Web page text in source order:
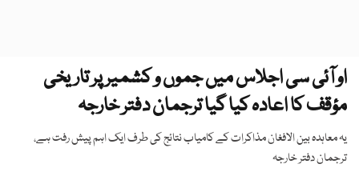
او آئی سی اجلاس میں جموں و کشمیر پر تاریخی
مؤقف کا اعادہ کیا گیا ترجمان دفتر خارجہ
یہ معاہدہ بین الافغان مذاکرات کے کامیاب نتائج کی طرف ایک اہم پیش رفت ہے،
ترجمان دفتر خارجہ